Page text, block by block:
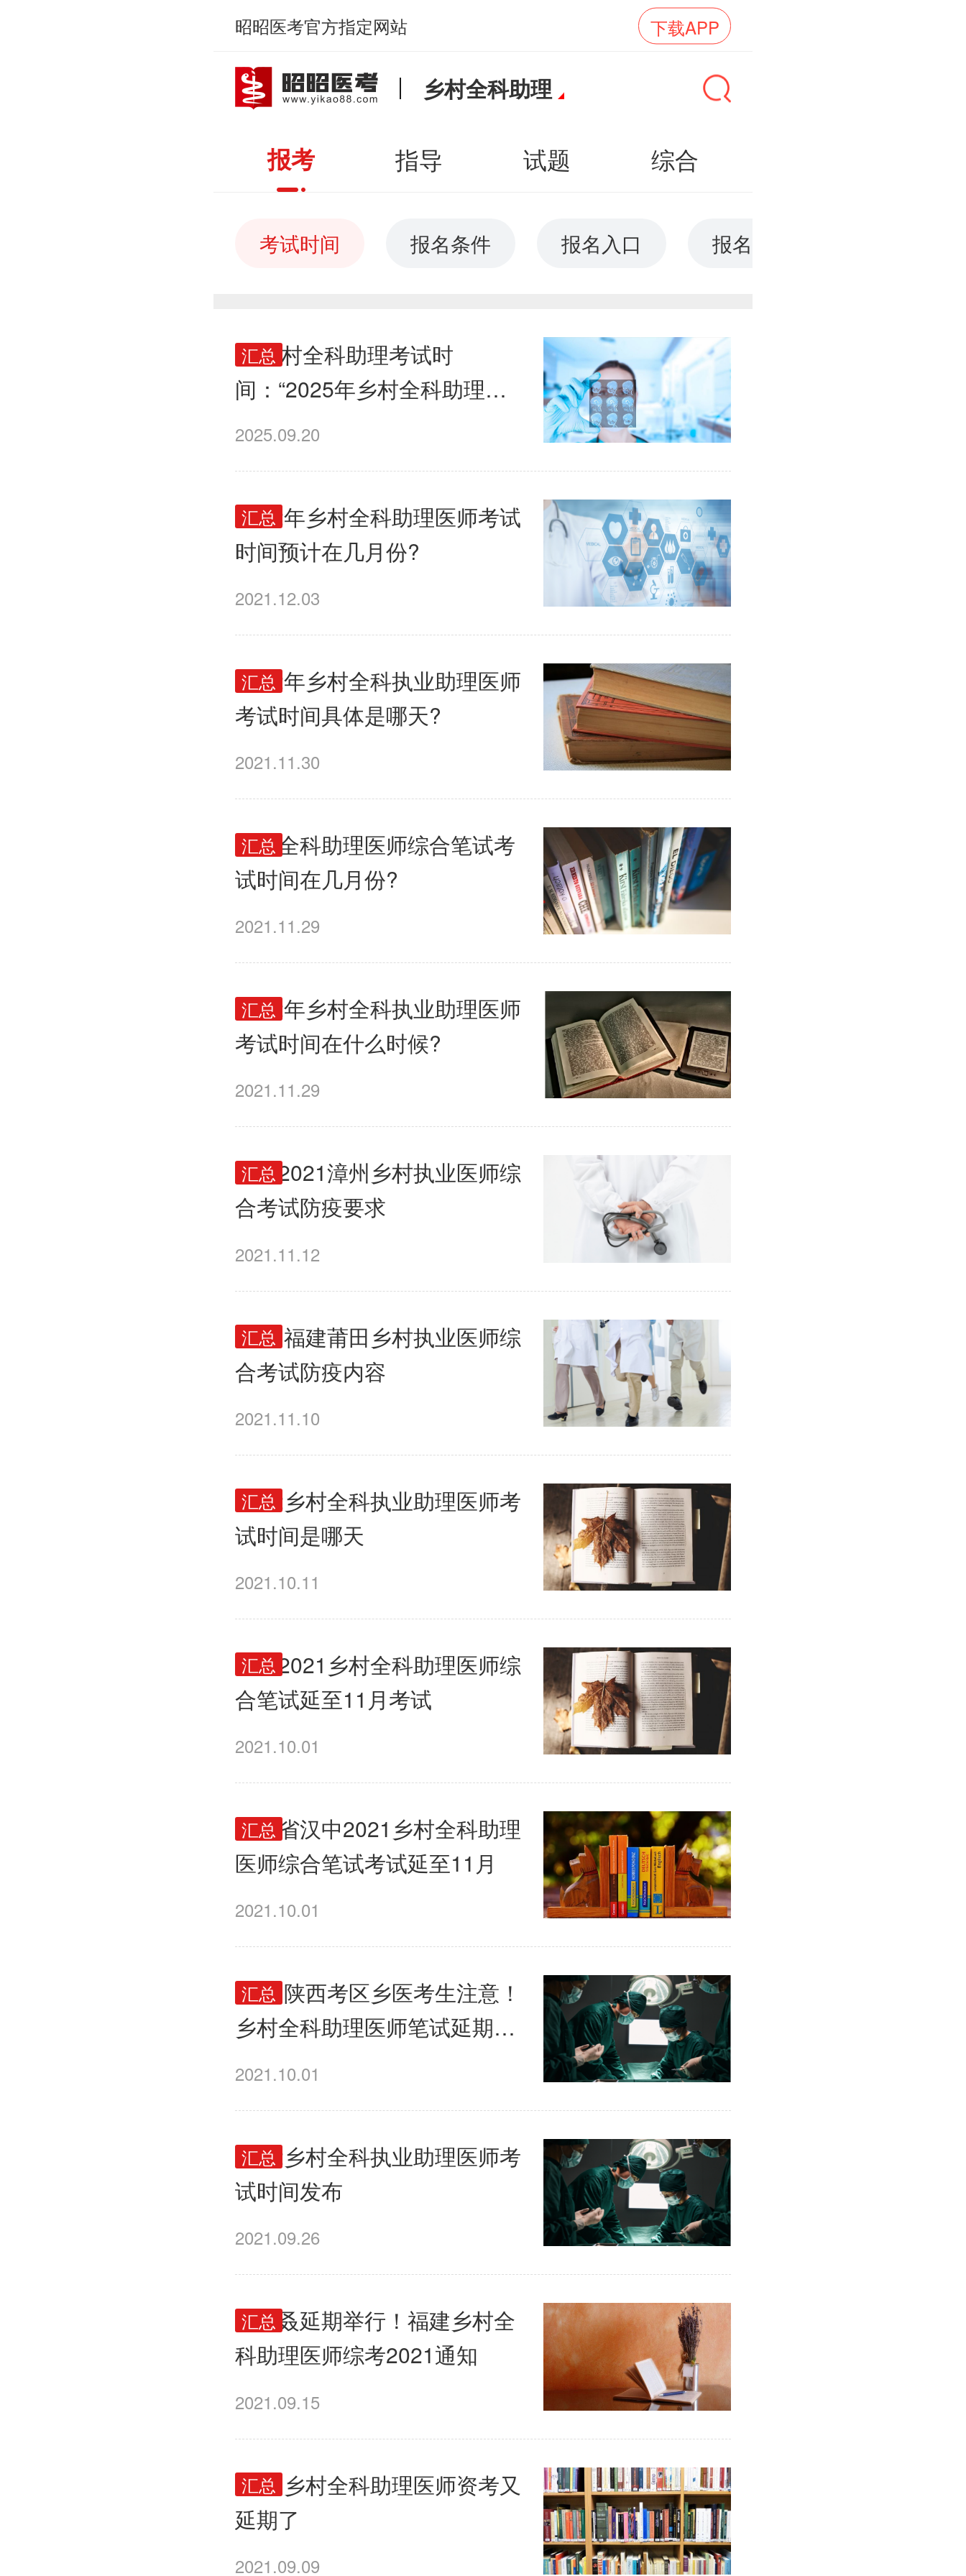
昭昭医考官方指定网站 下载APP
乡村全科助理
报考 指导 试题 综合
考试时间 报名条件 报名入口 报名时间
汇总
25乡村全科助理考试时
间：“2025年乡村全科助理医
师考试信息”
2025.09.20
汇总
2022年乡村全科助理医师考试
时间预计在几月份?
2021.12.03
汇总
2022年乡村全科执业助理医师
考试时间具体是哪天?
2021.11.30
汇总
乡村全科助理医师综合笔试考
试时间在几月份?
2021.11.29
汇总
2022年乡村全科执业助理医师
考试时间在什么时候?
2021.11.29
汇总
福建2021漳州乡村执业医师综
合考试防疫要求
2021.11.12
汇总
2021福建莆田乡村执业医师综
合考试防疫内容
2021.11.10
汇总
2022乡村全科执业助理医师考
试时间是哪天
2021.10.11
汇总
榆林2021乡村全科助理医师综
合笔试延至11月考试
2021.10.01
汇总
陕西省汉中2021乡村全科助理
医师综合笔试考试延至11月
2021.10.01
汇总
2021陕西考区乡医考生注意！
乡村全科助理医师笔试延期迟
至11月
2021.10.01
汇总
2022乡村全科执业助理医师考
试时间发布
2021.09.26
汇总
又双叒延期举行！福建乡村全
科助理医师综考2021通知
2021.09.15
汇总
2021乡村全科助理医师资考又
延期了
2021.09.09